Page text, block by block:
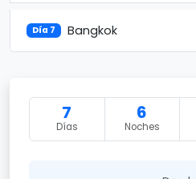
Día 7 Bangkok
7
Días
6
Noches